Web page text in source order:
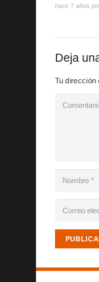
hace 7 años
Deja
Tu dirección